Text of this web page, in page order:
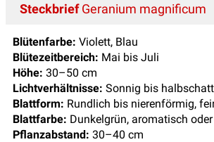
SteckbriefGeranium magnificum
Blütenfarbe: Violett, Blau
Blütezeitbereich: Mai bis Juli
Höhe: 30–50 cm
Lichtverhältnisse: Sonnig bis
Blattform: Rundlich bis nierenförmig,
Blattfarbe: Dunkelgrün, aromatisch
Pflanzabstand: 30–40 cm